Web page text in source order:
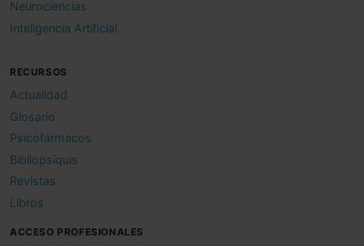
Neurociencias
Inteligencia Artificial
RECURSOS
Actualidad
Glosario
Psicofármacos
Bibliopsiquis
Revistas
Libros
ACCESO PROFESIONALES